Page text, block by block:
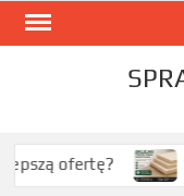
Skip
Sklejki